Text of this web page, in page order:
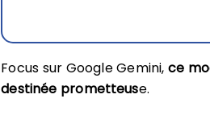
Focus sur Google Gemini,ce
destinée prometteuse.